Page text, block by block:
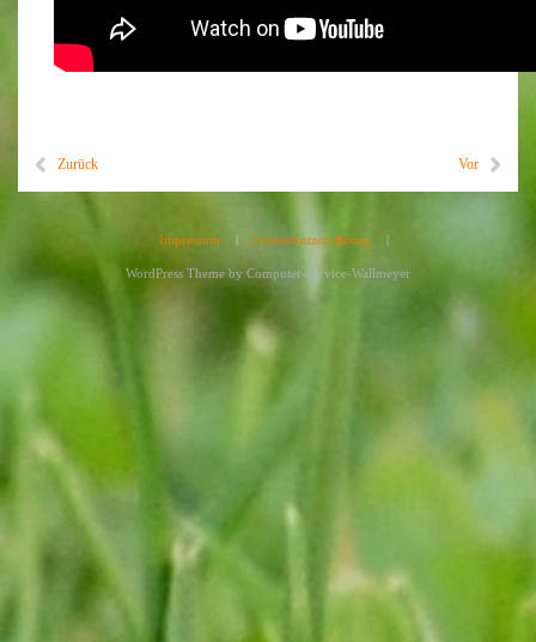
Zurück Vor
Impressum | Datenschutzerklärung |
WordPress Theme by Computer-Service-Wallmeyer